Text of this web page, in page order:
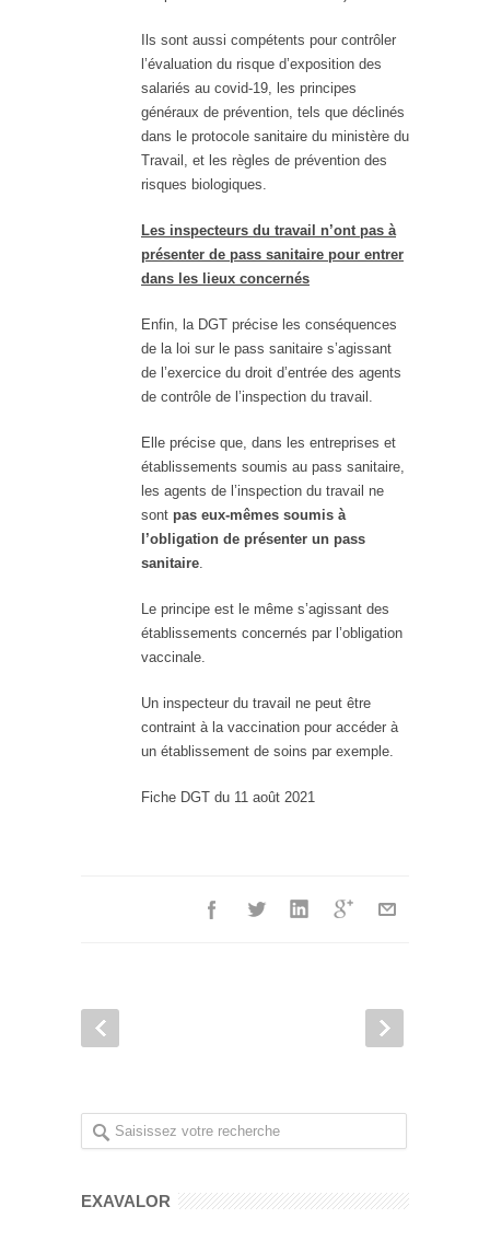
Ils sont aussi compétents pour contrôler
l’évaluation du risque d’exposition des
salariés au covid-19, les principes
généraux de prévention, tels que déclinés
dans le protocole sanitaire du ministère du
Travail, et les règles de prévention des
risques biologiques.
Les inspecteurs du travail n’ont pas à
présenter de pass sanitaire pour entrer
dans les lieux concernés
Enfin, la DGT précise les conséquences
de la loi sur le pass sanitaire s’agissant
de l’exercice du droit d’entrée des agents
de contrôle de l’inspection du travail.
Elle précise que, dans les entreprises et
établissements soumis au pass sanitaire,
les agents de l’inspection du travail ne
sont pas eux-mêmes soumis à
l’obligation de présenter un pass
sanitaire
Le principe est le même s’agissant des
établissements concernés par l’obligation
vaccinale.
Un inspecteur du travail ne peut être
contraint à la vaccination pour accéder à
un établissement de soins par exemple.
Fiche DGT du 11 août 2021
EXAVALOR